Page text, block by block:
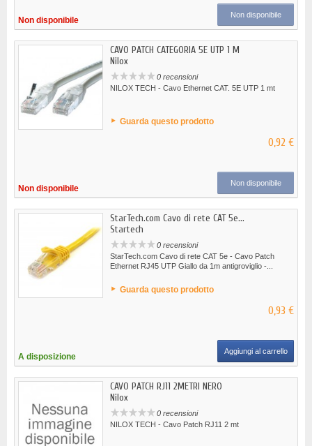
Non disponibile
Non disponibile
CAVO PATCH CATEGORIA 5E UTP 1 M
Nilox
0 recensioni
NILOX TECH - Cavo Ethernet CAT. 5E UTP 1 mt
Guarda questo prodotto
0,92 €
Non disponibile
Non disponibile
StarTech.com Cavo di rete CAT 5e...
Startech
0 recensioni
StarTech.com Cavo di rete CAT 5e - Cavo Patch
Ethernet RJ45 UTP Giallo da 1m antigroviglio -...
Guarda questo prodotto
0,93 €
A disposizione
Aggiungi al carrello
CAVO PATCH RJ11 2METRI NERO
Nilox
0 recensioni
NILOX TECH - Cavo Patch RJ11 2 mt